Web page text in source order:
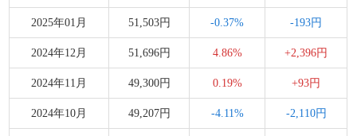
2025年01月 51,503円 -0.37% -193円
2024年12月 51,696円 4.86% +2,396円
2024年11月 49,300円 0.19% +93円
2024年10月 49,207円 -4.11% -2,110円